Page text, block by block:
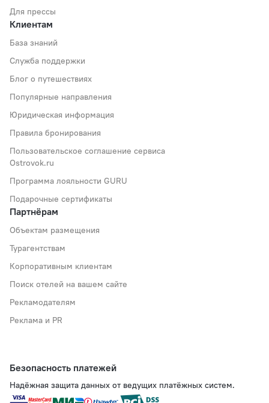
Для прессы
Клиентам
База знаний
Служба поддержки
Блог о путешествиях
Популярные направления
Юридическая информация
Правила бронирования
Пользовательское соглашение сервиса
Ostrovok.ru
Программа лояльности GURU
Подарочные сертификаты
Партнёрам
Объектам размещения
Турагентствам
Корпоративным клиентам
Поиск отелей на вашем сайте
Рекламодателям
Реклама и PR
Безопасность платежей
Надёжная защита данных от ведущих платёжных систем.